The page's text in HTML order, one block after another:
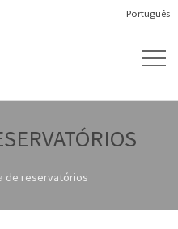
Português
de reservatórios